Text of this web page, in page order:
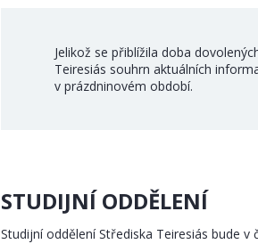
Jelikož se přiblížila doba
Teiresiás souhrn aktuálních
v prázdninovém období.
STUDIJNÍ ODDĚLENÍ
Studijní oddělení Střediska Teiresiás bude v